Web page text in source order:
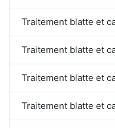
Traitement blatte et
Traitement blatte et
Traitement blatte et
Traitement blatte et